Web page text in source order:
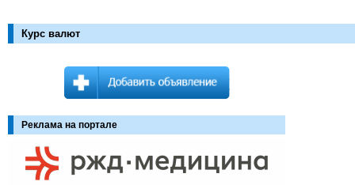
Курс валют
Реклама на портале